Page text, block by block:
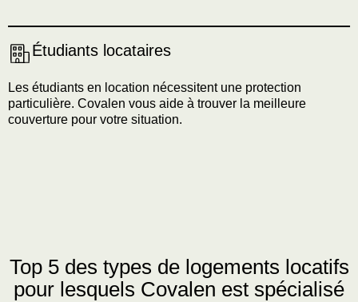
Étudiants locataires
Les étudiants en location nécessitent une protection
particulière. Covalen vous aide à trouver la meilleure
couverture pour votre situation.
Top 5 des types de logements locatifs
pour lesquels Covalen est spécialisé